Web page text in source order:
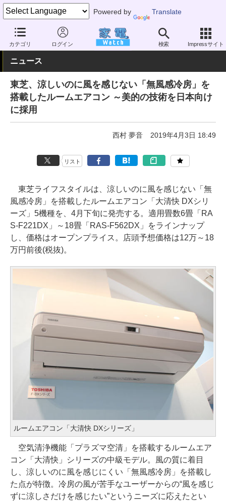
Powered by Translate
カテゴリ ログイン 検索 Impressサイト
家電 Watch 空調家電 エアコン
ニュース
東芝、涼しいのに風を感じない「無風感冷房」を
搭載したルームエアコン ～美的の技術を日本向け
に採用
西村 夢音 2019年4月3日 18:49
リスト
東芝ライフスタイルは、涼しいのに風を感じない「無
風感冷房」を搭載したルームエアコン「大清快 DXシリ
ーズ」5機種を、4月下旬に発売する。適用畳数6畳「RA
S-F221DX」～18畳「RAS-F562DX」をラインナップ
し、価格はオープンプライス。店頭予想価格は12万～18
万円前後(税抜)。
ルームエアコン「大清快 DXシリーズ」
空気清浄機能「プラズマ空清」を搭載するルームエア
コン「大清快」シリーズの中級モデル。風の質に着目
し、涼しいのに風を感じにくい「無風感冷房」を搭載し
た点が特徴。冷房の風が苦手なユーザーからの“風を感じ
ずに涼しさだけを感じたい”というニーズに応えたとい